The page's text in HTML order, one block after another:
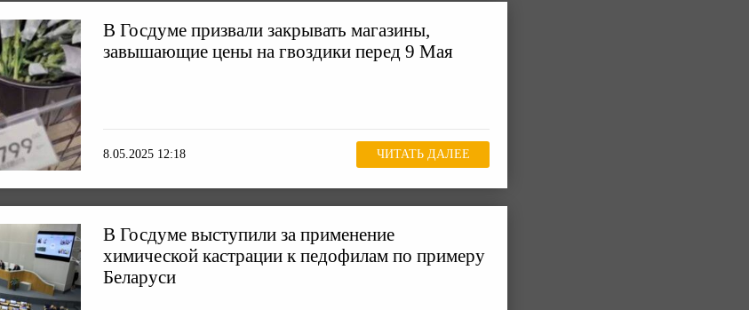
В Госдуме призвали закрывать магазины,
завышающие цены на гвоздики перед 9 Мая
8.05.2025 12:18 ЧИТАТЬ ДАЛЕЕ
В Госдуме выступили за применение
химической кастрации к педофилам по примеру
Беларуси